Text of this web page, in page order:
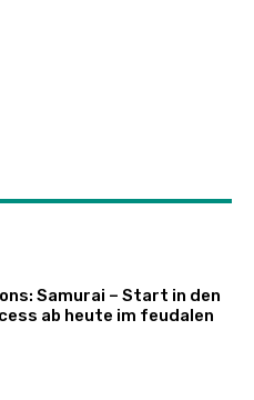
Samurai – Start in den
ab heute im feudalen